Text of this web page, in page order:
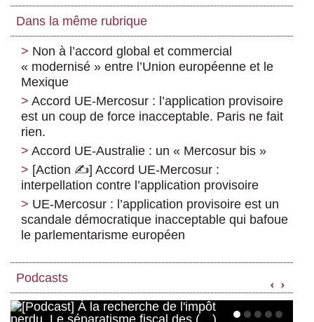
Dans la même rubrique
Non à l’accord global et commercial
« modernisé » entre l’Union européenne et le
Mexique
Accord UE-Mercosur : l’application provisoire
est un coup de force inacceptable. Paris ne fait
rien.
Accord UE-Australie : un « Mercosur bis »
[Action ✍️] Accord UE-Mercosur :
interpellation contre l’application provisoire
UE-Mercosur : l’application provisoire est un
scandale démocratique inacceptable qui bafoue
le parlementarisme européen
Podcasts ‹ ›